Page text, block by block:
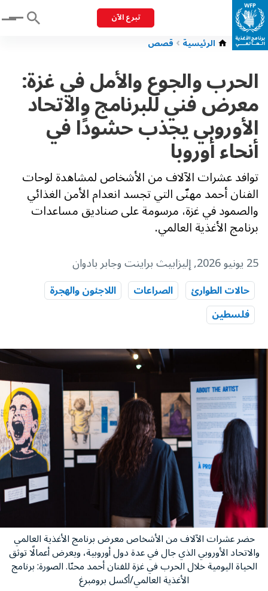
تبرع الآن Menu
الرئيسية قصص
الحرب والجوع والأمل في غزة:
معرض فني للبرنامج والاتحاد
الأوروبي يجذب حشودًا في
أنحاء أوروبا
توافد عشرات الآلاف من الأشخاص لمشاهدة لوحات
الفنان أحمد مهنّى التي تجسد انعدام الأمن الغذائي
والصمود في غزة، مرسومة على صناديق مساعدات
برنامج الأغذية العالمي.
25 يونيو 2026 , إليزابيث براينت وجابر بادوان
حالات الطوارئ الصراعات
اللاجئون والهجرة
فلسطين
حضر عشرات الآلاف من الأشخاص معرض برنامج الأغذية العالمي
والاتحاد الأوروبي الذي جال في عدة دول أوروبية، ويعرض أعمالًا توثق
الحياة اليومية خلال الحرب في غزة للفنان أحمد محنّا. الصورة: برنامج
الأغذية العالمي/أكسل برومبرغ